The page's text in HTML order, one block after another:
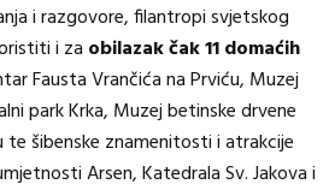
i razgovore, filantropi svjetskog
i za obilazak čak 11 domaćih
Fausta Vrančića na Prviću, Muzej
park Krka, Muzej betinske drvene
šibenske znamenitosti i atrakcije
Arsen, Katedrala Sv. Jakova i